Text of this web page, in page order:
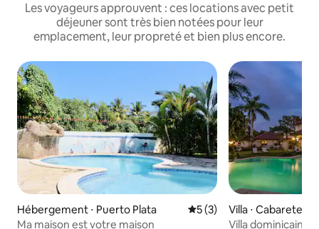
Les voyageurs approuvent : ces locations avec petit
déjeuner sont très bien notées pour leur
emplacement, leur propreté et bien plus encore.
Hébergement ⋅ Puerto Plata Évaluation moyenne sur
5 (3)
Ma maison est votre maison
Villa ⋅ Cabarete
Villa dominicaine